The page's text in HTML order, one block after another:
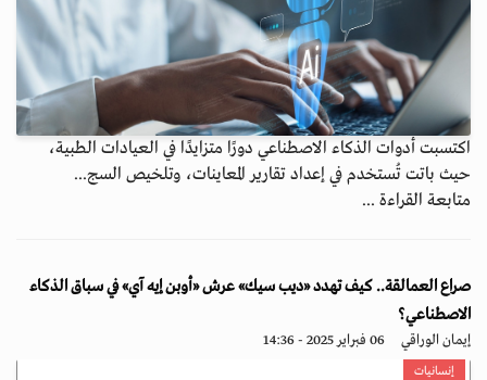
اكتسبت أدوات الذكاء الاصطناعي دورًا متزايدًا في العيادات الطبية،
حيث باتت تُستخدم في إعداد تقارير المعاينات، وتلخيص السج...
متابعة القراءة ...
صراع العمالقة.. كيف تهدد «ديب سيك» عرش «أوبن إيه آي» في سباق الذكاء
الاصطناعي؟
إيمان الوراقي 06 فبراير 2025 - 14:36
إنسانيات